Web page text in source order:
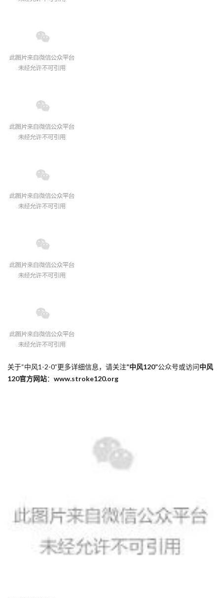
关于“中风1-2-0”更多详细信息，请关注“中风120”公众号或访问中风
120官方网站： www.stroke120.org